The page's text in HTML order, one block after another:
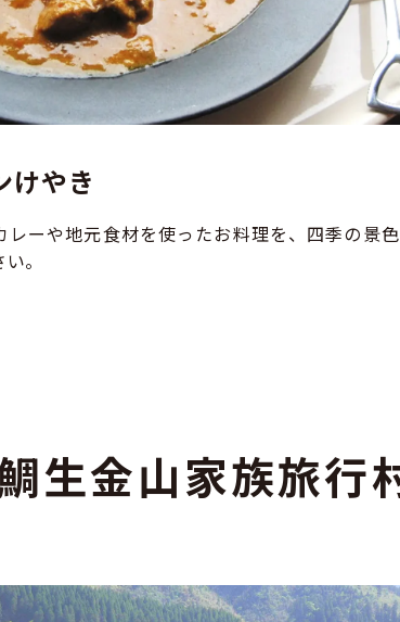
けやき
レーや地元食材を使ったお料理を、四季の景
。
生金山家族旅行